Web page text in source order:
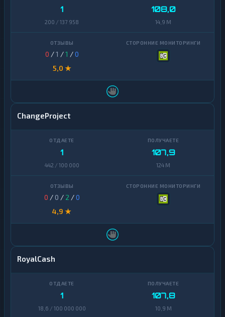
1
200 / 137 958
108,0
14,9 M
0 /1 /1 /0
5,0 ★
ChangeProject
1
442 / 100 000
107,9
124 M
0 / 0 / 2 /0
4,9 ★
RoyalCash
1
18,6 / 100 000 000
107,8
10,9 M